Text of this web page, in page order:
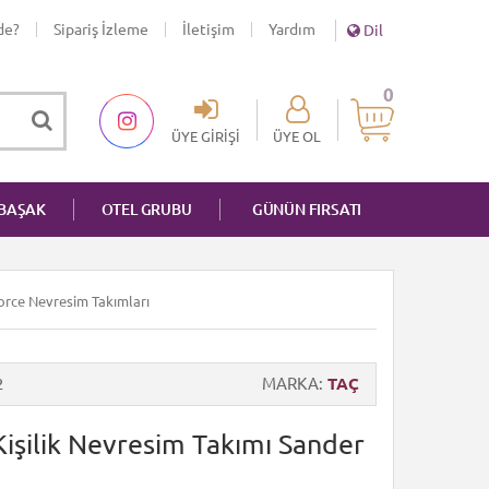
Sipariş İzleme İletişim Yardım Dil
0
ÜYE GIRIŞI ÜYE OL
OTEL GRUBU GÜNÜN FIRSATI
Nevresim Takımları
MARKA TAÇ
Nevresim Takımı Sander